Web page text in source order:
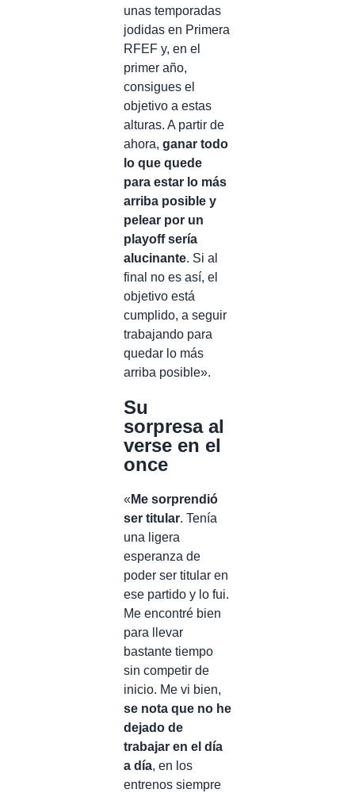
unas temporadas
jodidas en Primera
RFEF y, en el
primer año,
consigues el
objetivo a estas
alturas. A partir de
ahora, ganar todo
lo que quede
para estar lo más
arriba posible y
pelear por un
playoff sería
alucinante. Si al
final no es así, el
objetivo está
cumplido, a seguir
trabajando para
quedar lo más
arriba posible».
Su
sorpresa al
verse en el
once
« Me sorprendió
ser titular. Tenía
una ligera
esperanza de
poder ser titular en
ese partido y lo fui.
Me encontré bien
para llevar
bastante tiempo
sin competir de
inicio. Me vi bien,
se nota que no he
dejado de
trabajar en el día
a día, en los
entrenos siempre